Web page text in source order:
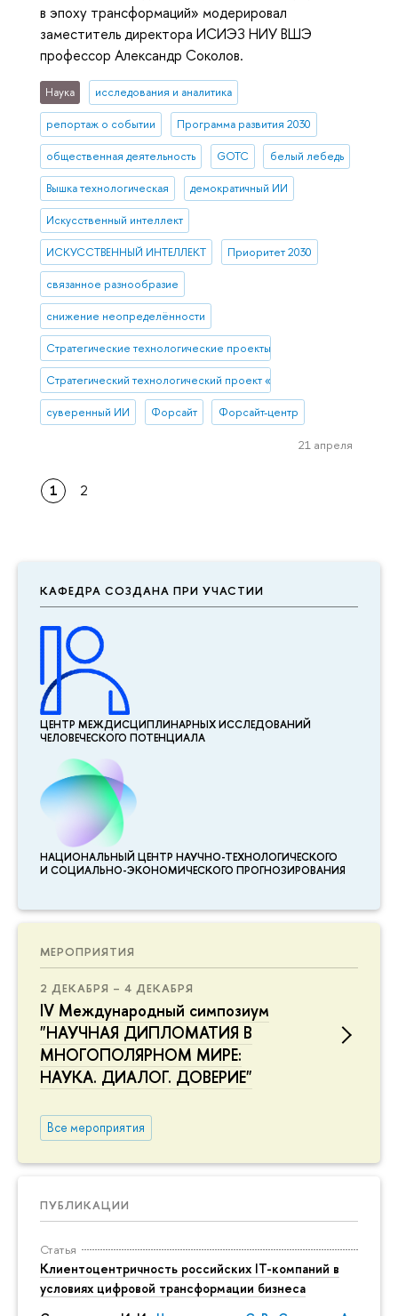
КАФЕДРА СОЗДАНА ПРИ УЧАСТИИ
ЦЕНТР МЕЖДИСЦИПЛИНАР­НЫХ ИССЛЕДОВАНИЙ
ЧЕЛОВЕЧЕСКОГО ПОТЕНЦИАЛА
НАЦИОНАЛЬНЫЙ ЦЕНТР НАУЧНО-ТЕХНОЛОГИЧЕСКОГО
И СОЦИАЛЬНО-ЭКОНОМИЧЕСКОГО ПРОГНОЗИРОВАНИЯ
МЕРОПРИЯТИЯ
2 ДЕКАБРЯ – 4 ДЕКАБРЯ
IV Международный симпозиум
"НАУЧНАЯ ДИПЛОМАТИЯ В
МНОГОПОЛЯРНОМ МИРЕ:
НАУКА. ДИАЛОГ. ДОВЕРИЕ"
Все мероприятия
ПУБЛИКАЦИИ
Статья
Клиентоцентричность российских IT-компаний в
условиях цифровой трансформации бизнеса
в эпоху трансформаций» модерировал
заместитель директора ИСИЭЗ НИУ ВШЭ
профессор Александр Соколов.
Наука исследования и аналитика
репортаж о событии Программа развития 2030
общественная деятельность GOTC белый лебедь
Вышка технологическая демократичный ИИ
Искусственный интеллект
ИСКУССТВЕННЫЙ ИНТЕЛЛЕКТ Приоритет 2030
связанное разнообразие
снижение неопределённости
Стратегические технологические проекты
Стратегический технологический проект «Национальный центр
суверенный ИИ Форсайт Форсайт-центр
21 апреля
1 2